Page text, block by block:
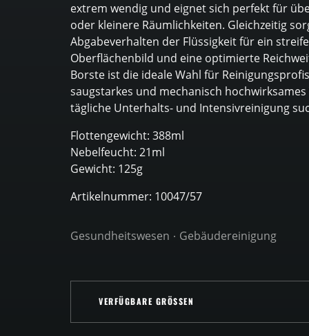
extrem wendig und eignet sich perfekt für
oder kleinere Räumlichkeiten. Gleichzeitig
Abgabeverhalten der Flüssigkeit für ein
Oberflächenbild und eine optimierte
Borste ist die ideale Wahl für
saugstarkes und mechanisch
tägliche Unterhalts- und Intensivreinigung
Flottengewicht: 388ml
Nebelfeucht: 21ml
Gewicht: 125g
Artikelnummer: 10047/57
Gesundheitswesen Gebäudereinigung
VERFÜGBARE GRÖSSEN